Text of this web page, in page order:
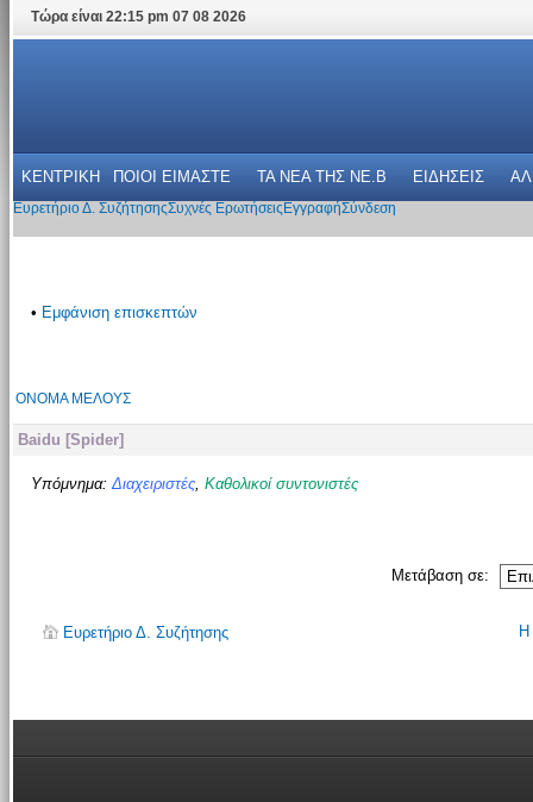
Τώρα είναι 22:15 pm 07 08 2026
ΚΕΝΤΡΙΚΗ ΠΟΙΟΙ ΕΙΜΑΣΤΕ ΤΑ ΝΕΑ THΣ NE.B ΕΙΔΗΣΕΙΣ
Ευρετήριο Δ. ΣυζήτησηςΣυχνές Ερωτήσεις ΕγγραφήΣύνδεση
• Εμφάνιση επισκεπτών
ΌΝΟΜΑ ΜΈΛΟΥΣ
Baidu [Spider]
Υπόμνημα:Διαχειριστές, Καθολικοί συντονιστές
Μετάβαση σε:
Ευρετήριο Δ. Συζήτησης Η